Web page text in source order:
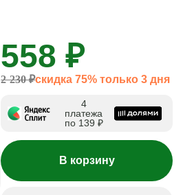
558 ₽
2 230 ₽скидка 75% только 3 дня
4
платежа
по 139 ₽
В корзину